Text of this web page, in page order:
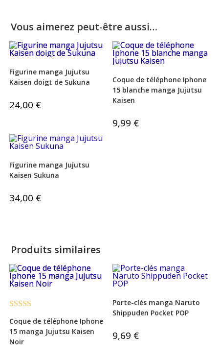
Vous aimerez peut-être aussi…
Figurine manga Jujutsu
Kaisen doigt de Sukuna
24,00 €
Coque de téléphone Iphone
15 blanche manga Jujutsu
Kaisen
9,99 €
Figurine manga Jujutsu
Kaisen Sukuna
34,00 €
Produits similaires
sur 5
Coque de téléphone Iphone
15 manga Jujutsu Kaisen
Noir
Porte-clés manga Naruto
Shippuden Pocket POP
9,69 €